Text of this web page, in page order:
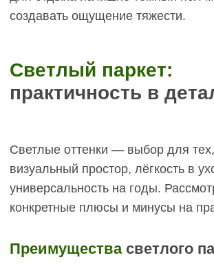
которые приносят грязь с улицы.
временем приобретать лёгкий желтоватый
оттенок под воздействием ультрафиолета и
окисления древесины. Это естественный
процесс, но не всем нравится. Выбеленный дуб с
сохраняет цвет дольше.
Может казаться «холодным» в некоторых
интерьерах.Светло-серые и выбеленные
всех стилей. В классических интерьерах с тёмной
создавать диссонанс.